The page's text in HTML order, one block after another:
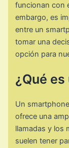
funcionan con
embargo, es
entre un
tomar una
opción para
¿Qué
Un
ofrece una
llamadas y los
suelen tener